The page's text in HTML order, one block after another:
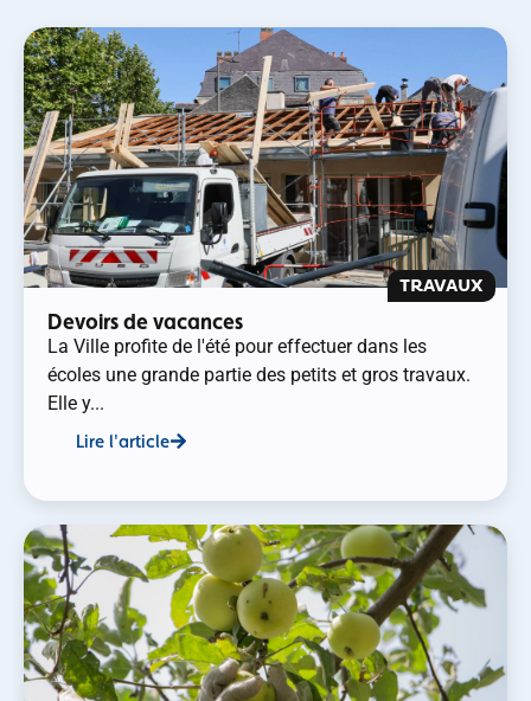
TRAVAUX
Devoirs de vacances
La Ville profite de l'été pour effectuer dans les
écoles une grande partie des petits et gros travaux.
Elle y...
Lire l'article